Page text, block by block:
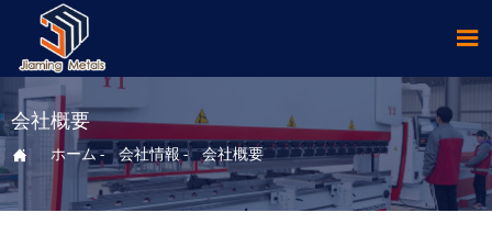

会社概要
 ホーム- 会社情報- 会社概要